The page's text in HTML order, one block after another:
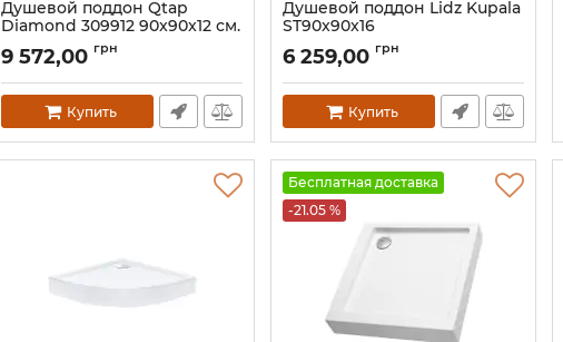
Душевой поддон Qtap
Diamond 309912 90x90x12 см.
Артикул:SD00046992
9 572,00 грн
Купить
Душевой поддон Lidz Kupala
ST90x90x16
Артикул: SD00047001
6 259,00 грн
Купить
Бесплатная доставка
-21.05 %